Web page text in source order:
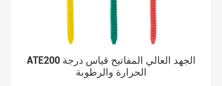
ATE200 الجهد العالي المفاتيح قياس درجة
الحرارة والرطوبة